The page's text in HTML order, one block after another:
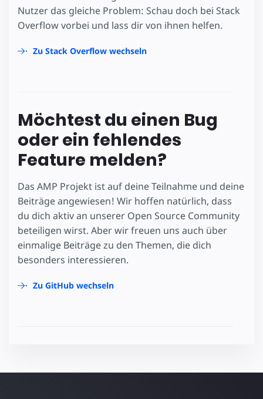
Nutzer das gleiche Problem: Schau doch bei Stack
Overflow vorbei und lass dir von ihnen helfen.
Zu Stack Overflow wechseln
Möchtest du einen Bug
oder ein fehlendes
Feature melden?
Das AMP Projekt ist auf deine Teilnahme und deine
Beiträge angewiesen! Wir hoffen natürlich, dass
du dich aktiv an unserer Open Source Community
beteiligen wirst. Aber wir freuen uns auch über
einmalige Beiträge zu den Themen, die dich
besonders interessieren.
Zu GitHub wechseln